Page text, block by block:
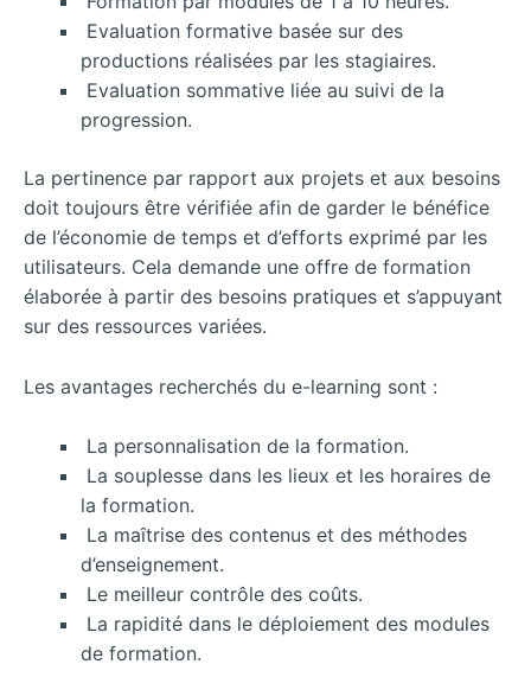
Evaluation formative basée sur des
productions réalisées par les stagiaires.
Evaluation sommative liée au suivi de la
progression.
La pertinence par rapport aux projets et aux besoins
doit toujours être vérifiée afin de garder le bénéfice
de l’économie de temps et d’efforts exprimé par les
utilisateurs. Cela demande une offre de formation
élaborée à partir des besoins pratiques et s’appuyant
sur des ressources variées.
Les avantages recherchés du e-learning sont :
La personnalisation de la formation.
La souplesse dans les lieux et les horaires de
la formation.
La maîtrise des contenus et des méthodes
d’enseignement.
Le meilleur contrôle des coûts.
La rapidité dans le déploiement des modules
de formation.